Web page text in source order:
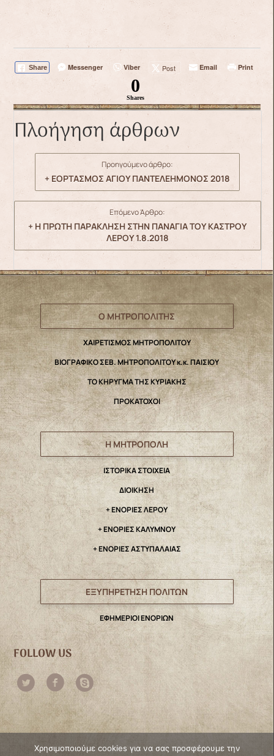
Share Messenger Viber Post Email Print
0
Shares
Πλοήγηση άρθρων
Προηγούμενο άρθρο:
+ ΕΟΡΤΑΣΜΟΣ ΑΓΙΟΥ ΠΑΝΤΕΛΕΗΜΟΝΟΣ 2018
Επόμενο Άρθρο:
+ Η ΠΡΩΤΗ ΠΑΡΑΚΛΗΣΗ ΣΤΗΝ ΠΑΝΑΓΙΑ ΤΟΥ ΚΑΣΤΡΟΥ
ΛΕΡΟΥ 1.8.2018
Ο ΜΗΤΡΟΠΟΛΙΤΗΣ
ΧΑΙΡΕΤΙΣΜΟΣ ΜΗΤΡΟΠΟΛΙΤΟΥ
ΒΙΟΓΡΑΦΙΚΟ ΣΕΒ. ΜΗΤΡΟΠΟΛΙΤΟΥ κ.κ. ΠΑΙΣΙΟΥ
ΤΟ ΚΗΡΥΓΜΑ ΤΗΣ ΚΥΡΙΑΚΗΣ
ΠΡΟΚΑΤΟΧΟΙ
Η ΜΗΤΡΟΠΟΛΗ
IΣΤΟΡΙΚΑ ΣΤΟΙΧΕΙΑ
ΔΙΟΙΚΗΣΗ
+ ΕΝΟΡΙΕΣ ΛΕΡΟΥ
+ ΕΝΟΡΙΕΣ ΚΑΛΥΜΝΟΥ
+ ΕΝΟΡΙΕΣ ΑΣΤΥΠΑΛΑΙΑΣ
ΕΞΥΠΗΡΕΤΗΣΗ ΠΟΛΙΤΩΝ
ΕΦΗΜΕΡΙΟΙ ΕΝΟΡΙΩΝ
FOLLOW US
Χρησιμοποιούμε cookies για να σας προσφέρουμε την